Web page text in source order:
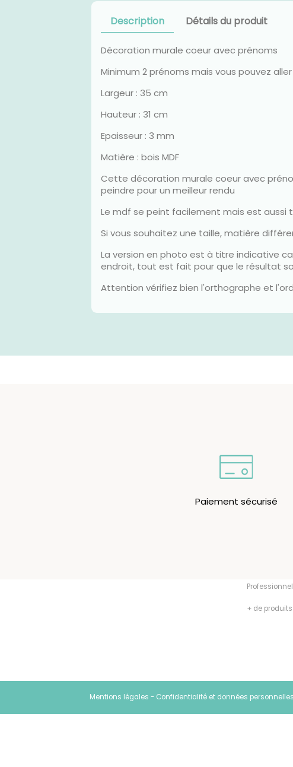
Description Détails du produit
Décoration murale coeur avec prénoms
Minimum 2 prénoms mais vous pouvez
Largeur : 35 cm
Hauteur : 31 cm
Epaisseur : 3 mm
Matière : bois MDF
Cette décoration murale coeur avec
peindre pour un meilleur rendu
Le mdf se peint facilement mais est aussi
Si vous souhaitez une taille, matière
La version en photo est à titre indicative
endroit, tout est fait pour que le résultat
Attention vérifiez bien l'orthographe et
Paiement sécurisé
+ de produits
Mentions légales- Confidentialité et données personnelles